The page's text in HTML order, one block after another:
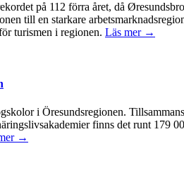
på 112 förra året, då
till en starkare
turismen i regionen. Läs mer →
i Öresundsregionen.
finns det runt 179
→